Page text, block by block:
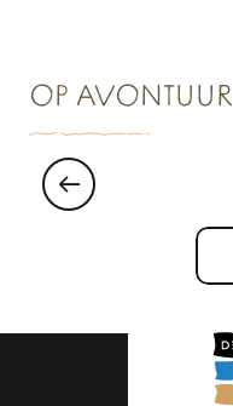
OP AVONTUUR